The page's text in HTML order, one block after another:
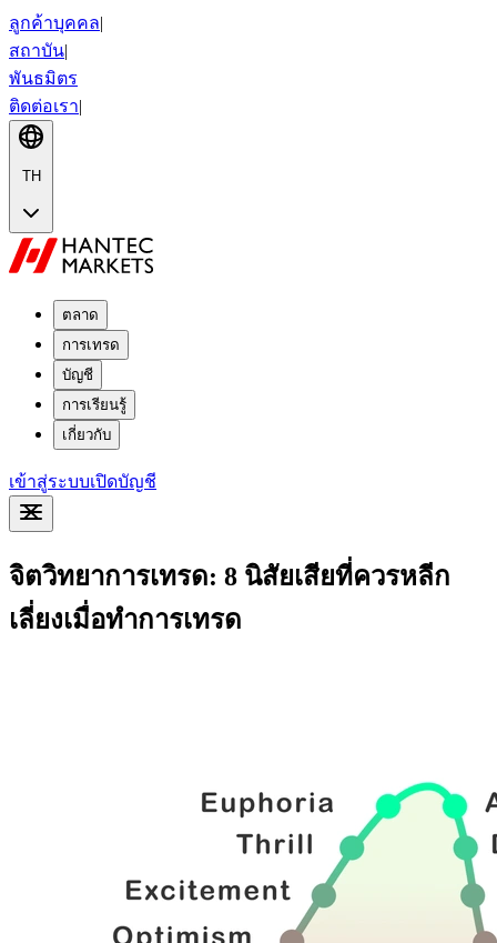
ลูกค้าบุคคล|
สถาบัน|
พันธมิตร
ติดต่อเรา|
TH
ตลาด
การเทรด
บัญชี
การเรียนรู้
เกี่ยวกับ
เข้าสู่ระบบเปิดบัญชี
จิตวิทยาการเทรด: 8 นิสัยเสียที่ควรหลีก
เลี่ยงเมื่อทำการเทรด